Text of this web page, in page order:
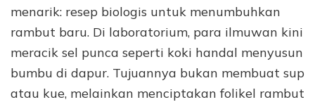
menarik: resep biologis untuk menumbuhkan
rambut baru. Di laboratorium, para ilmuwan kini
meracik sel punca seperti koki handal menyusun
bumbu di dapur. Tujuannya bukan membuat sup
atau kue, melainkan menciptakan folikel rambut